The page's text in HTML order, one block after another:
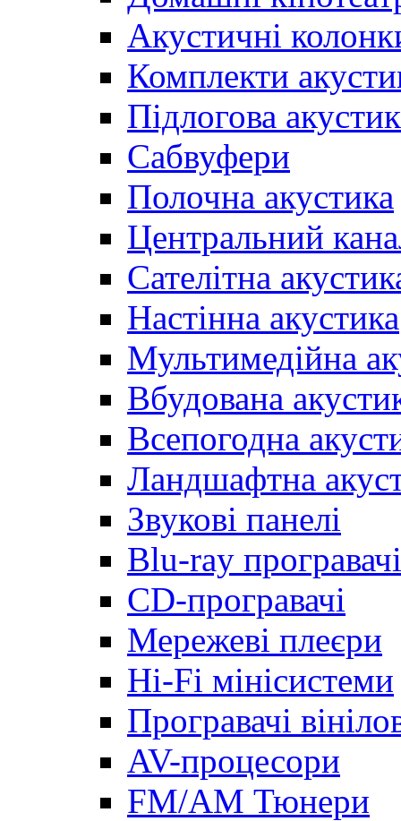
Акустичні
Комплекти
Підлогова
Сабвуфери
Полочна акустика
Центральний
Сателітна
Настінна акустика
Мультимедійна
Вбудована
Всепогодна
Ландшафтна
Звукові панелі
Blu-ray програвачі
CD-програвачі
Мережеві плеєри
Hi-Fi мінісистеми
Програвачі
AV-процесори
FM/AM Тюнери